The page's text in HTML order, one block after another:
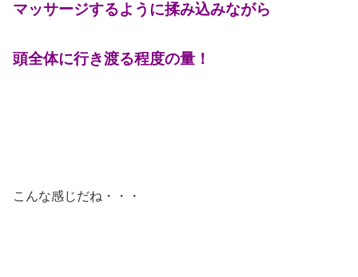
マッサージするように揉み込みながら
頭全体に行き渡る程度の量！
こんな感じだね・・・